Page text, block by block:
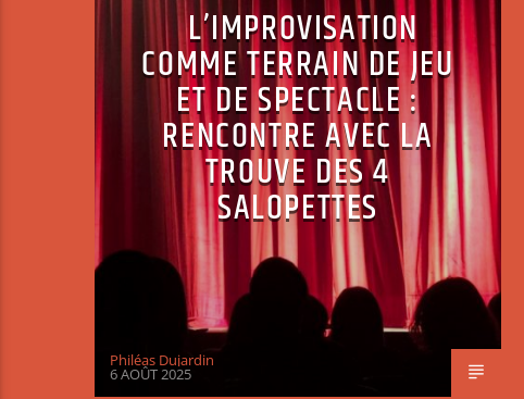
L’IMPROVISATION
COMME TERRAIN DE JEU
ET DE SPECTACLE :
RENCONTRE AVEC LA
TROUVE DES 4
SALOPETTES
Philéas Dujardin
6 AOÛT 2025